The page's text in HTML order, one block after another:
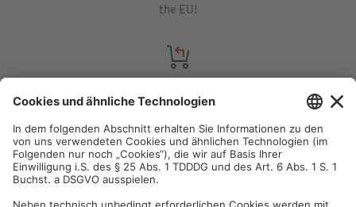
the EU!
You are not satisfied? Contact us, tell us about your situation and we
will refund your order in most cases!